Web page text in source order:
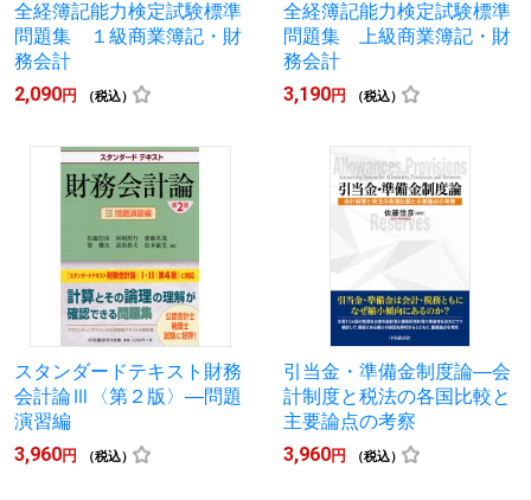
全経簿記能力検定試験標準
問題集 １級商業簿記・財
務会計
2,090円 （税込）
全経簿記能力検定試験標準
問題集 上級商業簿記・財
務会計
3,190円 （税込）
スタンダードテキスト財務
会計論Ⅲ〈第２版〉―問題
演習編
3,960円 （税込）
引当金・準備金制度論―会
計制度と税法の各国比較と
主要論点の考察
3,960円 （税込）